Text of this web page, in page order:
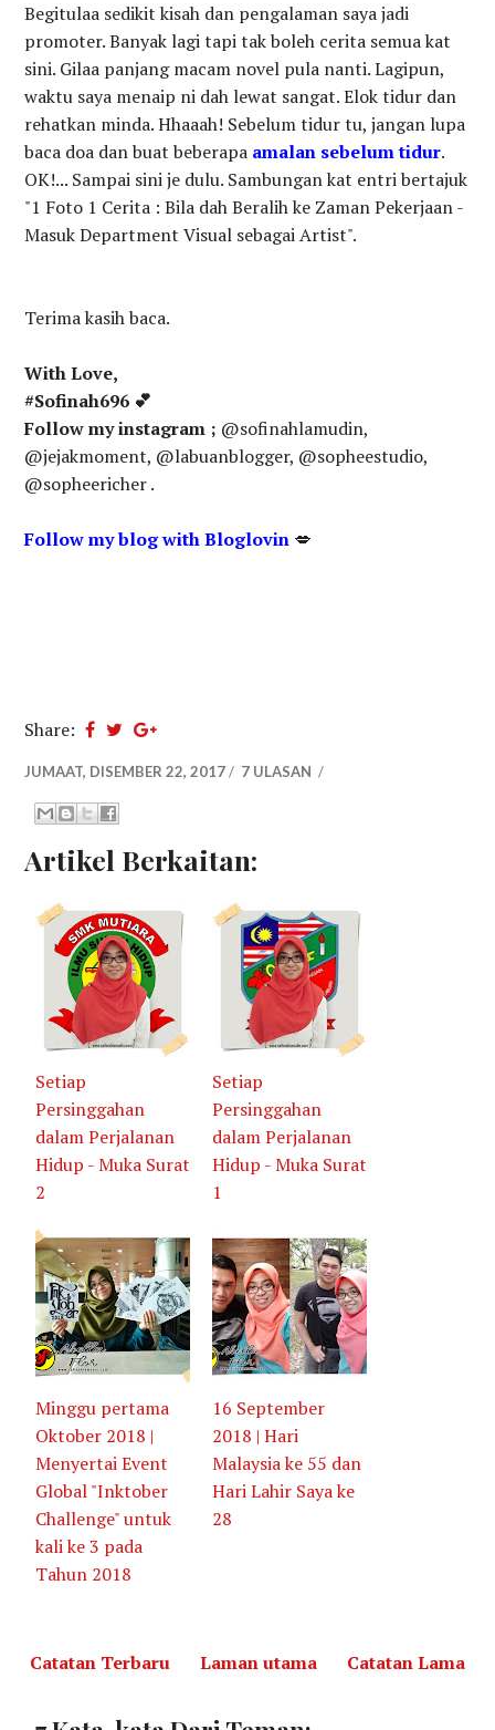
Begitulaa sedikit kisah dan pengalaman saya jadi
promoter. Banyak lagi tapi tak boleh cerita semua kat
sini. Gilaa panjang macam novel pula nanti. Lagipun,
waktu saya menaip ni dah lewat sangat. Elok tidur dan
rehatkan minda. Hhaaah! Sebelum tidur tu, jangan lupa
baca doa dan buat beberapa amalan sebelum tidur.
OK!... Sampai sini je dulu. Sambungan kat entri bertajuk
"1 Foto 1 Cerita : Bila dah Beralih ke Zaman Pekerjaan -
Masuk Department Visual sebagai Artist".
Terima kasih baca.
With Love,
#Sofinah696 💕
Follow my instagram ; @sofinahlamudin,
@jejakmoment, @labuanblogger, @sopheestudio,
@sopheericher .
Follow my blog with Bloglovin 💋
Share:
JUMAAT, DISEMBER 22, 2017/ 7 ULASAN /
Artikel Berkaitan:
Setiap
Persinggahan
dalam Perjalanan
Hidup - Muka Surat
2
Setiap
Persinggahan
dalam Perjalanan
Hidup - Muka Surat
1
Minggu pertama
Oktober 2018 |
Menyertai Event
Global "Inktober
Challenge" untuk
kali ke 3 pada
Tahun 2018
16 September
2018 | Hari
Malaysia ke 55 dan
Hari Lahir Saya ke
28
Catatan Terbaru Catatan Lama
Laman utama